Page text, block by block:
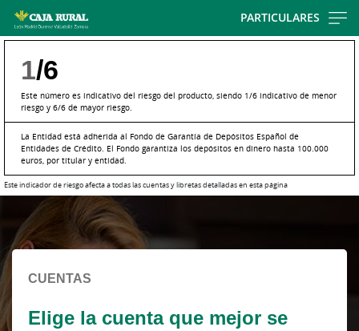
PARTICULARES
1/6
Este número es indicativo del riesgo del producto, siendo 1/6 indicativo de menor
riesgo y 6/6 de mayor riesgo.
La Entidad está adherida al Fondo de Garantía de Depósitos Español de
Entidades de Crédito. El Fondo garantiza los depósitos en dinero hasta 100.000
euros, por titular y entidad.
Este indicador de riesgo afecta a todas las cuentas y libretas detalladas en esta página
Cargando
contenido,
por
espere...
CUENTAS
Elige la cuenta que mejor se